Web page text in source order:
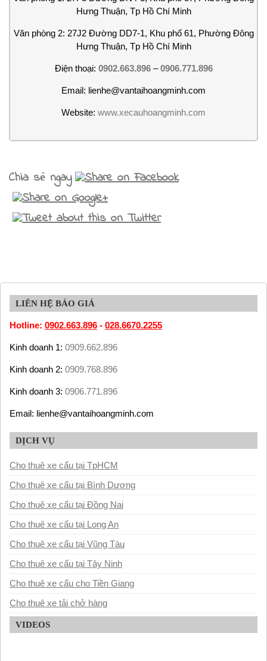
Hưng Thuận, Tp Hồ Chí Minh
Văn phòng 2: 27J2 Đường DD7-1, Khu phố 61, Phường Đông
Hưng Thuận, Tp Hồ Chí Minh
Điện thoại: 0902.663.896–0906.771.896
Email: lienhe@vantaihoangminh.com
Website: www.xecauhoangminh.com
Chia sẻ ngay
LIÊN HỆ BÁO GIÁ
Hotline: 0902.663.896 - 028.6670.2255
Kinh doanh 1: 0909.662.896
Kinh doanh 2: 0909.768.896
Kinh doanh 3: 0906.771.896
Email: lienhe@vantaihoangminh.com
DỊCH VỤ
Cho thuê xe cẩu tại TpHCM
Cho thuê xe cẩu tại Bình Dương
Cho thuê xe cẩu tại Đồng Nai
Cho thuê xe cẩu tại Long An
Cho thuê xe cẩu tại Vũng Tàu
Cho thuê xe cẩu tại Tây Ninh
Cho thuê xe cẩu cho Tiền Giang
Cho thuê xe tải chở hàng
VIDEOS